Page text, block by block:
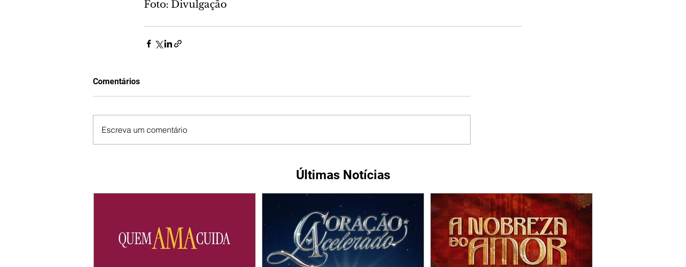
Foto: Divulgação
Comentários
Escreva um comentário
Últimas Notícias